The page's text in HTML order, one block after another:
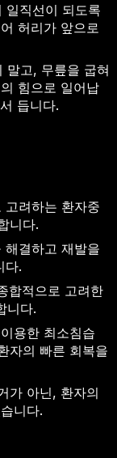
일직선이 되도록
허리가 앞으로
말고, 무릎을 굽혀
힘으로 일어납
듭니다.
고려하는 환자중
니다.
해결하고 재발을
다.
합적으로 고려한
니다.
용한 최소침습
자의 빠른 회복을
가 아닌, 환자의
니다.